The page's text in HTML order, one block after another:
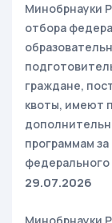
Минобрнауки
отбора
граждане,
квоты, имеют
программам
29.07.2026